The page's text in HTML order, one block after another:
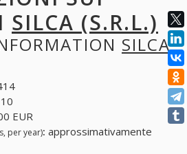
SILCA (S.R.L.)
SILCA
10
EUR
per year): approssimativamente